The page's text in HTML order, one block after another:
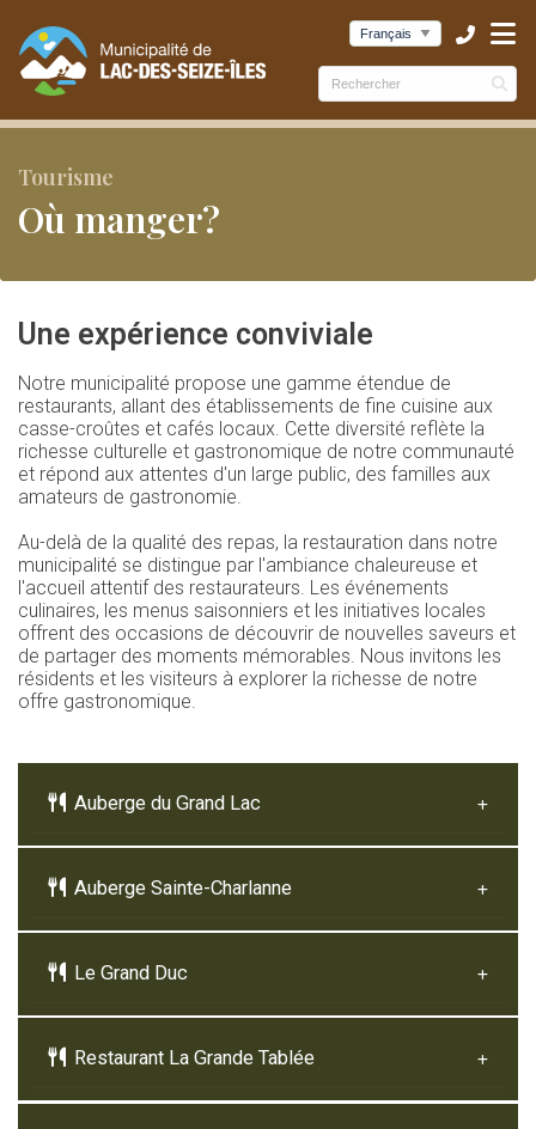
(Municipalité )
(Services )
Tourisme
Où manger?
Une expérience conviviale
Notre municipalité propose une gamme étendue de
restaurants, allant des établissements de fine cuisine aux
casse-croûtes et cafés locaux. Cette diversité reflète la
richesse culturelle et gastronomique de notre communauté
et répond aux attentes d'un large public, des familles aux
amateurs de gastronomie.
Au-delà de la qualité des repas, la restauration dans notre
municipalité se distingue par l'ambiance chaleureuse et
l'accueil attentif des restaurateurs. Les événements
culinaires, les menus saisonniers et les initiatives locales
offrent des occasions de découvrir de nouvelles saveurs et
de partager des moments mémorables. Nous invitons les
résidents et les visiteurs à explorer la richesse de notre
offre gastronomique.
Auberge du Grand Lac
Auberge Sainte-Charlanne
Le Grand Duc
Restaurant La Grande Tablée